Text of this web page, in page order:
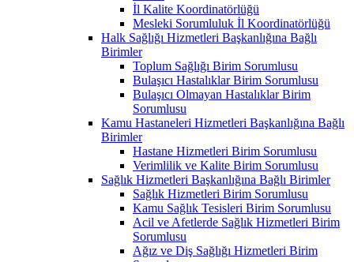
İl Kalite Koordinatörlüğü
Mesleki Sorumluluk İl Koordinatörlüğü
Halk Sağlığı Hizmetleri Başkanlığına Bağlı
Birimler
Toplum Sağlığı Birim Sorumlusu
Bulaşıcı Hastalıklar Birim Sorumlusu
Bulaşıcı Olmayan Hastalıklar Birim
Sorumlusu
Kamu Hastaneleri Hizmetleri Başkanlığına Bağlı
Birimler
Hastane Hizmetleri Birim Sorumlusu
Verimlilik ve Kalite Birim Sorumlusu
Sağlık Hizmetleri Başkanlığına Bağlı Birimler
Sağlık Hizmetleri Birim Sorumlusu
Kamu Sağlık Tesisleri Birim Sorumlusu
Acil ve Afetlerde Sağlık Hizmetleri Birim
Sorumlusu
Ağız ve Diş Sağlığı Hizmetleri Birim